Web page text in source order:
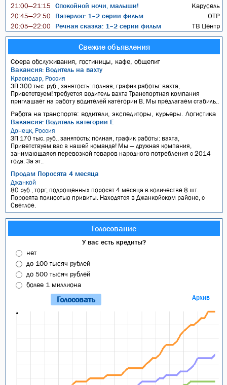
21:00—21:15 Спокойной ночи, малыши! Карусель
20:45—22:50 Ватерлоо: 1–2 серии фильм ОТР
20:05—22:00 Речная сказка: 1–2 серии фильм ТВ Центр
Свежие объявления
Сфера обслуживания, гостиницы, кафе, общепит
Вакансия: Водитель на вахту
Краснодар, Россия
ЗП 300 тыс. руб., занятость: полная, график работы: вахта,
Приветствуем! требуется водитель вахта Транспортная компания
приглашает на работу водителей категории В. Мы предлагаем стабиль..
Работа на транспорте: водители, экспедиторы, курьеры. Логистика
Вакансия: Водитель категории Е
Донецк, Россия
ЗП 170 тыс. руб., занятость: полная, график работы: вахта,
Приветствуем вас в нашей команде! Мы — дружная компания,
занимающаяся перевозкой товаров народного потребления с 2014
года. За эт..
Продам Поросята 4 месяца
Джанкой
80 руб., торг, подрощенных поросят 4 месяца в количестве 8 шт.
Поросята полностью привиты. Находятся в Джанкойском районе, с
Светлое.
Голосование
У вас есть кредиты?
нет
до 100 тысяч рублей
до 500 тысяч рублей
более 1 миллиона
Архив